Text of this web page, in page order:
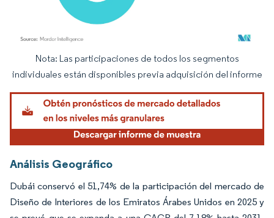
Imagen © Mordor Intelligence. El uso requiere atribución según CC BY 4.0.
Nota: Las participaciones de todos los segmentos
individuales están disponibles previa adquisición del informe
Análisis Geográfico
Dubái conservó el 51,74% de la participación del mercado de
Diseño de Interiores de los Emiratos Árabes Unidos en 2025 y